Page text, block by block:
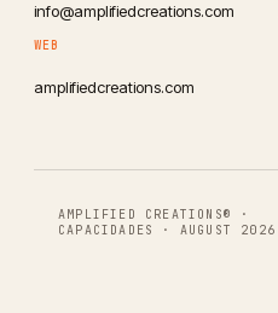
info@amplifiedcreations.com
WEB
amplifiedcreations.com
AMPLIFIED CREATIONS® ·
CAPACIDADES · AUGUST 2026